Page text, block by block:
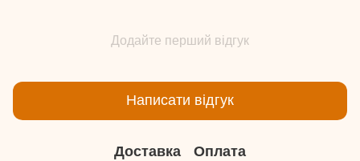
Додайте перший відгук
Написати відгук
Доставка Оплата